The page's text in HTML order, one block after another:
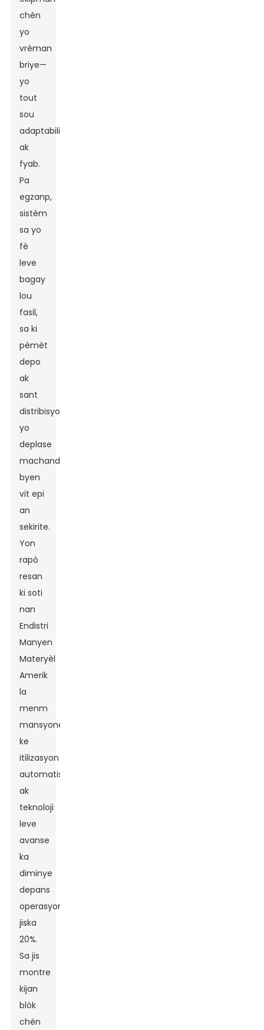
chèn
yo
vrèman
briye—
yo
tout
sou
adaptabilite
ak
fyab.
Pa
egzanp,
sistèm
sa yo
fè
leve
bagay
lou
fasil,
sa ki
pèmèt
depo
ak
sant
distribisyon
yo
deplase
machandiz
byen
vit epi
an
sekirite.
Yon
rapò
resan
ki soti
nan
Endistri
Manyen
Materyèl
Amerik
la
menm
mansyone
ke
itilizasyon
automatisation
ak
teknoloji
leve
avanse
ka
diminye
depans
operasyonèl
jiska
20%.
Sa jis
montre
kijan
blòk
chèn